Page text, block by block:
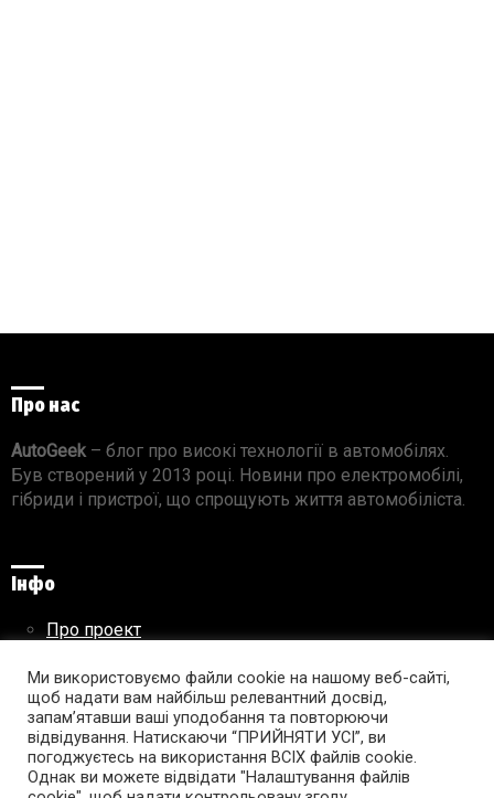
Про нас
AutoGeek– блог про високі технології в автомобілях.
Був створений у 2013 році. Новини про електромобілі,
гібриди і пристрої, що спрощують життя автомобіліста.
Інфо
Про проект
Правила використання матеріалів
Підпишись на AutoGeek!
Ми використовуємо файли cookie на нашому веб-сайті,
щоб надати вам найбільш релевантний досвід,
запам’ятавши ваші уподобання та повторюючи
відвідування. Натискаючи “ПРИЙНЯТИ УСІ”, ви
погоджуєтесь на використання ВСІХ файлів cookie.
Однак ви можете відвідати "Налаштування файлів